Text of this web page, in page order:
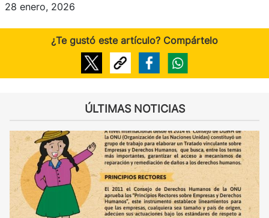
28 enero, 2026
¿Te gustó este artículo? Compártelo
ÚLTIMAS NOTICIAS